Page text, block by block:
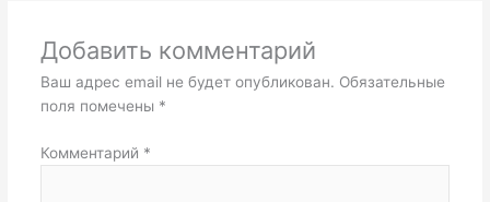
Добавить комментарий
Ваш адрес email не будет опубликован. Обязательные
поля помечены *
Комментарий *